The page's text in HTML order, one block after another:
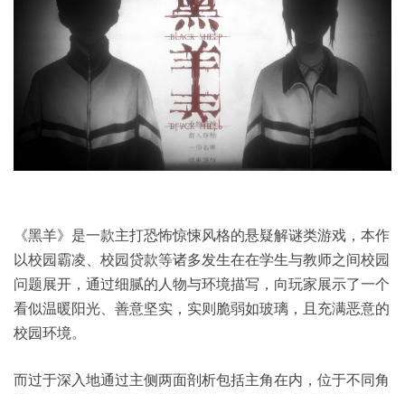
《黑羊》是一款主打恐怖惊悚风格的悬疑解谜类游戏，本作
以校园霸凌、校园贷款等诸多发生在在学生与教师之间校园
问题展开，通过细腻的人物与环境描写，向玩家展示了一个
看似温暖阳光、善意坚实，实则脆弱如玻璃，且充满恶意的
校园环境。
而过于深入地通过主侧两面剖析包括主角在内，位于不同角